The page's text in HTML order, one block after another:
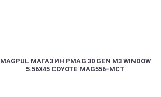
MAGPUL МАГАЗИН PMAG 30 GEN M3 WINDOW
5.56X45 COYOTE MAG556-MCT